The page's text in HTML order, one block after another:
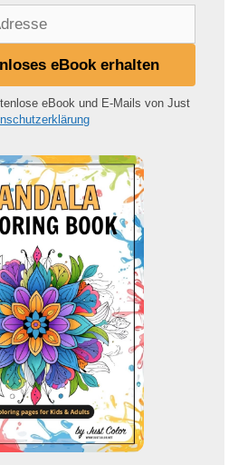
eBook erhalten
eBook und E-Mails von Just